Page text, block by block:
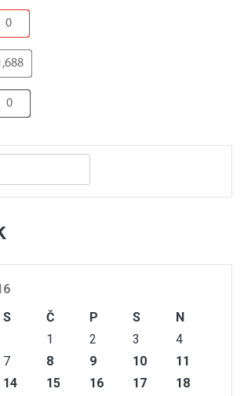
0
0
S Č P S
N
1
2 3
4
7 8 9 10
11
14 15 16 17
18